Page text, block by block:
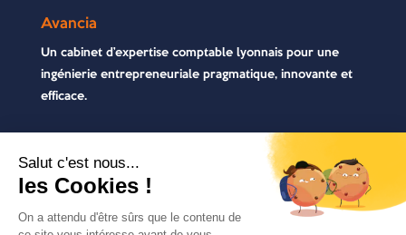
Avancia
Un cabinet d’expertise comptable lyonnais pour une
ingénierie entrepreneuriale pragmatique, innovante et
efficace.
Contactez-nous
04 72 71 54 72
30, rue Pré Gaudry, 69007 Lyon